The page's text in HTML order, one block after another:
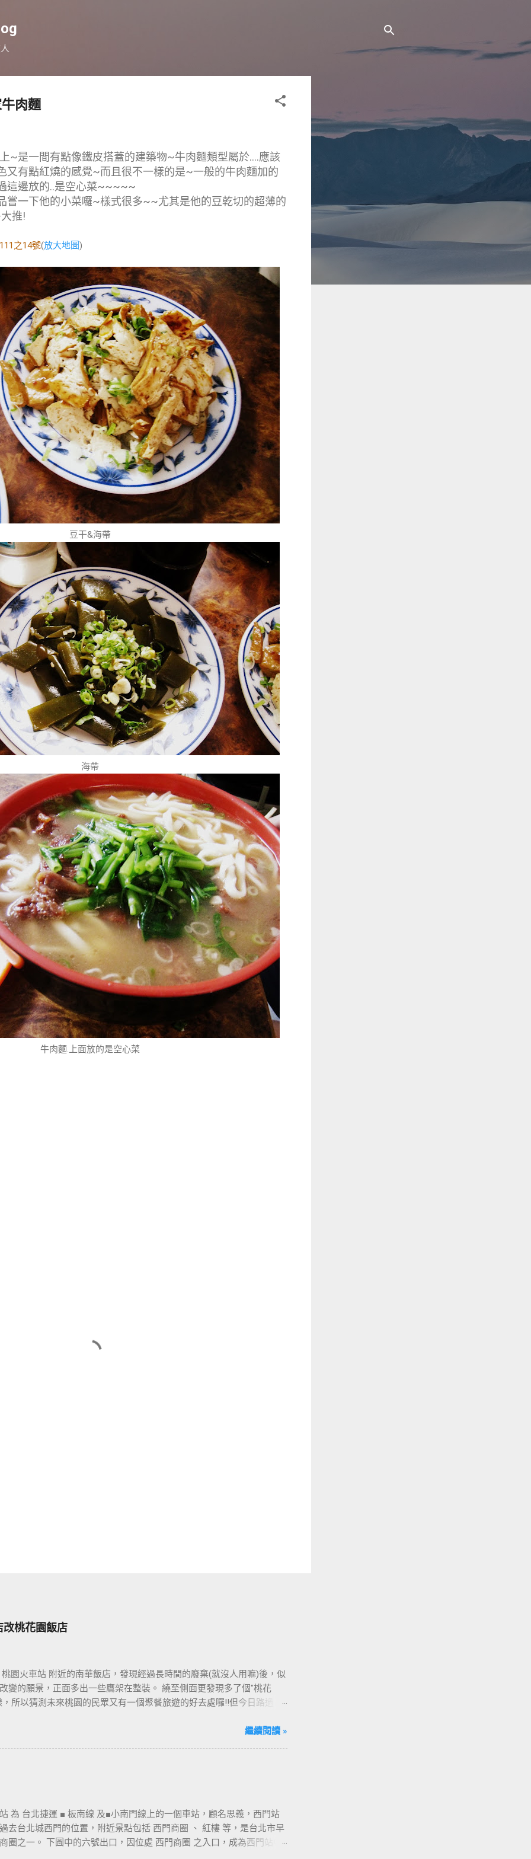
肉麵
~是一間有點像鐵皮搭蓋的建築物~牛肉麵類型屬於....應該
又有點紅燒的感覺~而且很不一樣的是~一般的牛肉麵加的
這邊放的..是空心菜~~~~~
嘗一下他的小菜囉~樣式很多~~尤其是他的豆乾切的超薄的
推!
之14號(放大地圖)
豆干&海帶
海帶
牛肉麵.上面放的是空心菜
桃花園飯店
園火車站 附近的南華飯店，發現經過長時間的廢棄(就沒人用嘛)後，似
變的願景，正面多出一些鷹架在整裝。 繞至側面更發現多了個"桃花
所以猜測未來桃園的民眾又有一個聚餐旅遊的好去處囉!!但今日路過
繼續閱讀 »
為 台北捷運 ■ 板南線 及■小南門線上的一個車站，顧名思義，西門站
去台北城西門的位置，附近景點包括 西門商圈 、 紅樓 等，是台北市早
圈之一。 下圖中的六號出口，因位處 西門商圈 之入口，成為西門站中